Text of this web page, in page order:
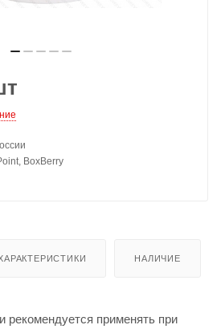
BoxBerry
НАЛИЧИЕ
рекомендуется применять при